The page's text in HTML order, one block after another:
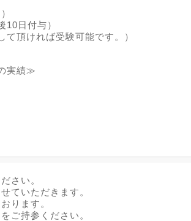
10日付与）
頂ければ受験可能です。）
の実績≫
さい。
ていただきます。
ります。
ご持参ください。